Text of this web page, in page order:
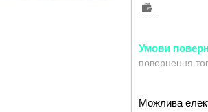
повернення